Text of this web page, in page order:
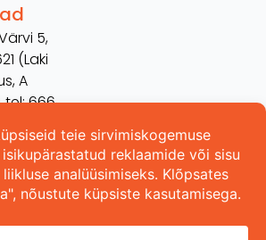
5,
(Laki
A
tel: 666
254,
(vana
tel: